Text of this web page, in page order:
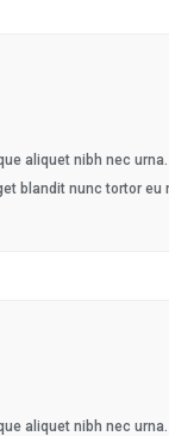
aliquet nibh nec
blandit nunc tortor eu
aliquet nibh nec